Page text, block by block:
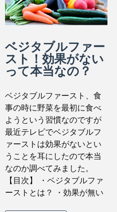
ベジタブルファー
スト！効果がない
って本当なの？
ベジタブルファースト、食
事の時に野菜を最初に食べ
ようという習慣なのですが
最近テレビでベジタブルフ
ァーストは効果がないとい
うことを耳にしたので本当
なのか調べてみました。
【目次】 ・ベジタブルファ
ーストとは？ ・効果が無い